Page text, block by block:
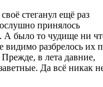
стеганул ещё раз
принялось
А было то чудище ни
разбрелось их
в лета давние,
Да всё никак